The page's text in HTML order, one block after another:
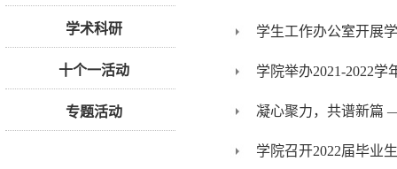
学术科研
十个一活动
专题活动
学生工作办公室开展
学院举办2021-2022学
凝心聚力，共谱新篇
学院召开2022届毕业